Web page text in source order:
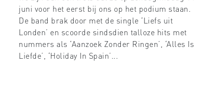
juni voor het eerst bij ons op het podium staan.
De band brak door met de single ‘Liefs uit
Londen’ en scoorde sindsdien talloze hits met
nummers als ‘Aanzoek Zonder Ringen’, ‘Alles Is
Liefde’, ‘Holiday In Spain’...